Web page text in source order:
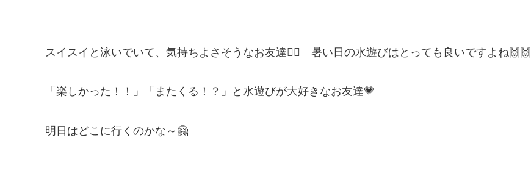
スイスイと泳いでいて、気持ちよさそうなお友達🏊‍♀️ 暑い日の水遊びはとっても良いですよね🙌🙌
「楽しかった！！」「またくる！？」と水遊びが大好きなお友達💗
明日はどこに行くのかな～🤗